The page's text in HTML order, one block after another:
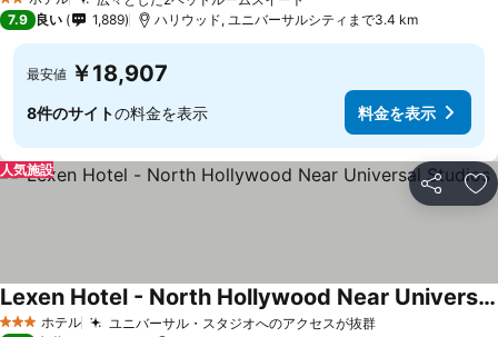
2 ホテルのランク
7.9 良い 1,889 ハリウッド, ユニバーサルシティまで3.4 km
最安値 ￥18,907
8件のサイトの料金を表示 料金を表示
シェア お
人気施設
3 ホテルのランク
ホテル ユニバーサル・スタジオへのアクセスが抜群
Lexen Hotel - North Hollywood Near Universal Studios